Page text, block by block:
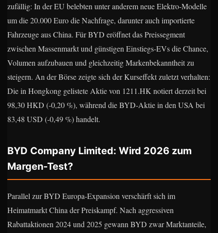
zufällig: In der EU belebten unter anderem neue Elektro-Modelle
um die 20.000 Euro die Nachfrage, darunter auch importierte
Fahrzeuge aus China. Für BYD eröffnet das Preissegment
zwischen Massenmarkt und günstigen Einstiegs-EVs die Chance,
Volumen aufzubauen und gleichzeitig Markenbekanntheit zu
steigern. An der Börse zeigte sich der Kurseffekt zuletzt verhalten:
Die in Hongkong gelistete Aktie von 1211.HK notiert derzeit bei
98,30 HKD (-0,20 %), während die BYD-Aktie in den USA bei
83,48 USD (-0,49 %) handelt.
BYD Company Limited: Wird 2026 zum
Margen-Test?
Parallel zur BYD Europa-Expansion verschärft sich im
Heimatmarkt China der Preiskampf. Nach aggressiven
Rabattaktionen 2024 und 2025 gewann BYD zwar Marktanteile,